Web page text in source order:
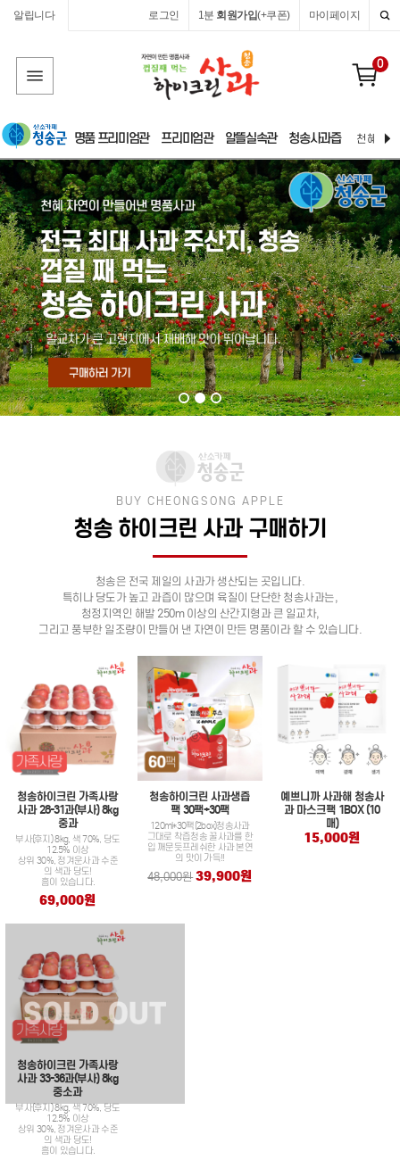
알립니다 마이페이지
1분 회원가입(+쿠폰)
로그인
0
명품 프리미엄관 프리미엄관 알뜰실속관 청송사과즙 천혜 자
BUY CHEONGSONG APPLE
청송 하이크린 사과 구매하기
청송은 전국 제일의 사과가 생산되는 곳입니다.
특히나 당도가 높고 과즙이 많으며 육질이 단단한 청송사과는,
청정지역인 해발 250m 이상의 산간지형과 큰 일교차,
그리고 풍부한 일조량이 만들어 낸 자연이 만든 명품이라 할 수 있습니다.
청송하이크린 가족사랑
사과 28-31과(부사) 8kg
중과
부사(후지) 8kg, 색 70%, 당도
12.5% 이상
상위 30%, 정겨운사과 수준
의 색과 당도!
흠이 있습니다.
69,000원
청송하이크린 사과생즙
팩 30팩+30팩
120ml*30팩(2box)청송사과
그대로 착즙청송 꿀사과를 한
입 깨문듯프레쉬한 사과 본연
의 맛이 가득!!
48,000원 39,900원
예쁘니까 사과해 청송사
과 마스크팩 1BOX (10
매)
15,000원
청송하이크린 가족사랑
사과 33-36과(부사) 8kg
중소과
부사(후지) 8kg, 색 70%, 당도
12.5% 이상
상위 30%, 정겨운사과 수준
의 색과 당도!
흠이 있습니다.